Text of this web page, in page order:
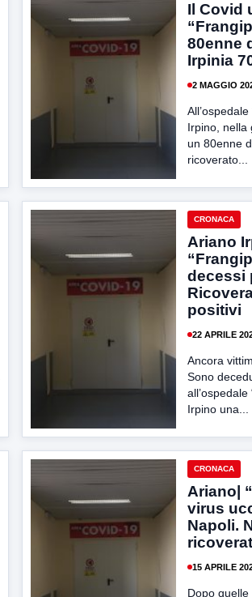
Il Covid
80enne
Irpinia
2 MAGGIO
Irpino, nella
un 80enne
ricoverato...
CRONACA
Ariano
decessi
positivi
22 APRILE
Ancora
Sono
Irpino una...
CRONACA
Ariano|
virus
Napoli.
15 APRILE
Dopo quelle